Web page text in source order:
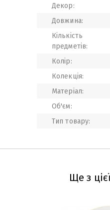
Декор:
Довжина:
Кількість
предметів:
Колір:
Колекція:
Матеріал:
Об'єм:
Тип товару:
Ще з